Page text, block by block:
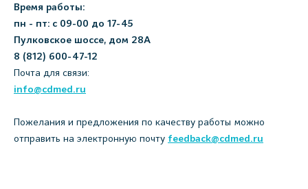
Время работы:
пн - пт: с 09-00 до 17-45
Пулковское шоссе, дом 28А
8 (812) 600-47-12
Почта для связи:
info@cdmed.ru
Пожелания и предложения по качеству работы можно
отправить на электронную почту feedback@cdmed.ru